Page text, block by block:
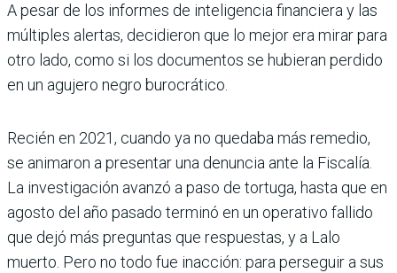
A pesar de los informes de inteligen­cia financiera y las
múltiples alertas, decidieron que lo mejor era mirar para
otro lado, como si los documentos se hubieran per­dido
en un agujero negro burocrático.
Recién en 2021, cuando ya no quedaba más remedio,
se animaron a presentar una denuncia ante la Fiscalía.
La investigación avanzó a paso de tortuga, hasta que en
agosto del año pasado terminó en un operativo fallido
que dejó más preguntas que respuestas, y a Lalo
muerto. Pero no todo fue inacción: para perseguir a sus